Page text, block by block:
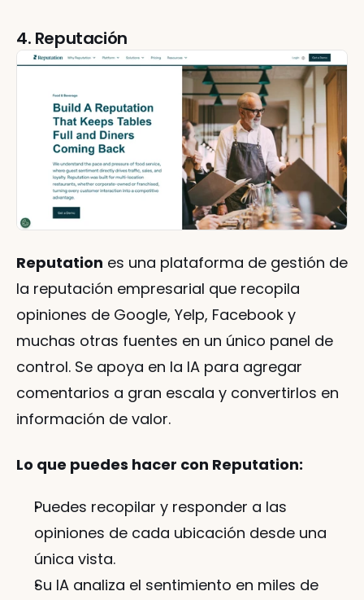
4. Reputación
Reputation es una plataforma de gestión de
la reputación empresarial que recopila
opiniones de Google, Yelp, Facebook y
muchas otras fuentes en un único panel de
control. Se apoya en la IA para agregar
comentarios a gran escala y convertirlos en
información de valor.
Lo que puedes hacer con Reputation:
Puedes recopilar y responder a las
opiniones de cada ubicación desde una
única vista.
Su IA analiza el sentimiento en miles de